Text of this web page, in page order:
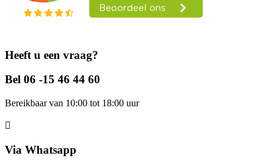
Heeft u een vraag?
Bel 06 -15 46 44 60
Bereikbaar van 10:00 tot 18:00 uur
Via Whatsapp